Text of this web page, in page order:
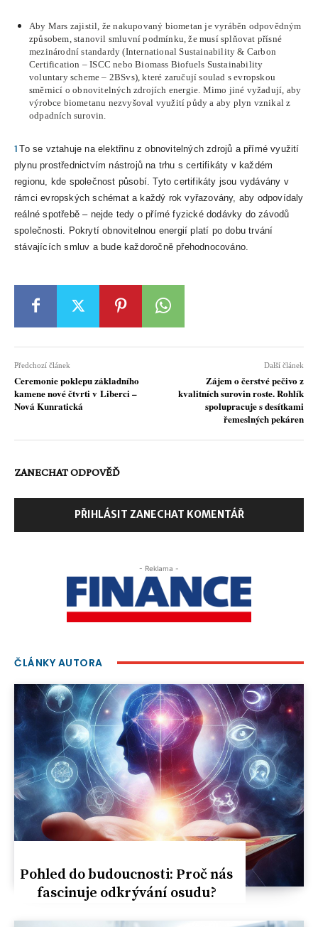
Aby Mars zajistil, že nakupovaný biometan je vyráběn odpovědným
způsobem, stanovil smluvní podmínku, že musí splňovat přísné
mezinárodní standardy (International Sustainability & Carbon
Certification – ISCC nebo Biomass Biofuels Sustainability
voluntary scheme – 2BSvs), které zaručují soulad s evropskou
směrnicí o obnovitelných zdrojích energie. Mimo jiné vyžadují, aby
výrobce biometanu nezvyšoval využití půdy a aby plyn vznikal z
odpadních surovin.
1 To se vztahuje na elektřinu z obnovitelných zdrojů a přímé využití
plynu prostřednictvím nástrojů na trhu s certifikáty v každém
regionu, kde společnost působí. Tyto certifikáty jsou vydávány v
rámci evropských schémat a každý rok vyřazovány, aby odpovídaly
reálné spotřebě – nejde tedy o přímé fyzické dodávky do závodů
společnosti. Pokrytí obnovitelnou energií platí po dobu trvání
stávajících smluv a bude každoročně přehodnocováno.
Předchozí článek
Ceremonie poklepu základního
kamene nové čtvrti v Liberci –
Nová Kunratická
Další článek
Zájem o čerstvé pečivo z
kvalitních surovin roste. Rohlík
spolupracuje s desítkami
řemeslných pekáren
ZANECHAT ODPOVĚĎ
PŘIHLÁSIT ZANECHAT KOMENTÁŘ
- Reklama -
ČLÁNKY AUTORA
Pohled do budoucnosti: Proč nás
fascinuje odkrývání osudu?